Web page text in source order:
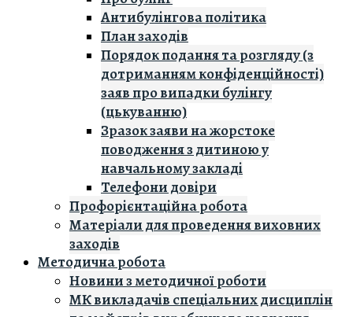
Антибулінгова політика
План заходів
Порядок подання та розгляду (з
дотриманням конфіденційності)
заяв про випадки булінгу
(цькуванню)
Зразок заяви на жорстоке
поводження з дитиною у
навчальному закладі
Телефони довіри
Профорієнтаційна робота
Матеріали для проведення виховних
заходів
Методична робота
Новини з методичної роботи
МК викладачів спеціальних дисциплін